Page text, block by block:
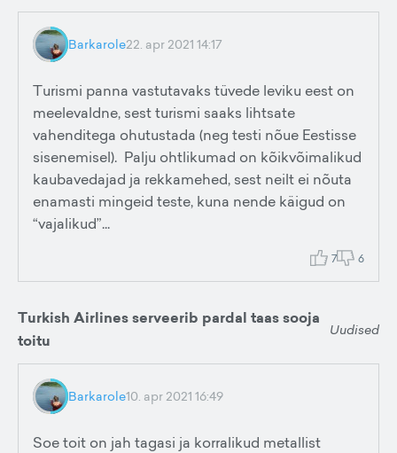
Barkarole22. apr 2021 14:17
Turismi panna vastutavaks tüvede leviku eest on
meelevaldne, sest turismi saaks lihtsate
vahenditega ohutustada (neg testi nõue Eestisse
sisenemisel). Palju ohtlikumad on kõikvõimalikud
kaubavedajad ja rekkamehed, sest neilt ei nõuta
enamasti mingeid teste, kuna nende käigud on
“vajalikud”...
7 6
Turkish Airlines serveerib pardal taas sooja
toitu
Uudised
Barkarole10. apr 2021 16:49
Soe toit on jah tagasi ja korralikud metallist